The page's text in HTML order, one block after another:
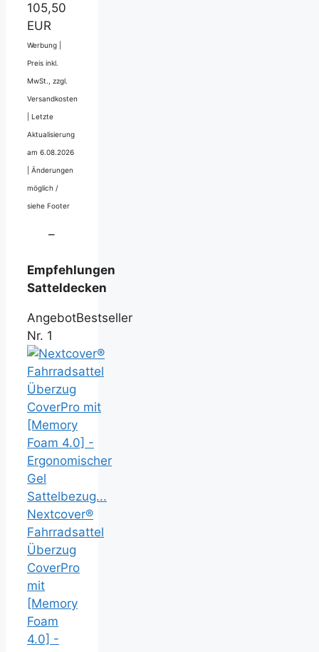
105,50
EUR
Werbung |
Preis inkl.
MwSt., zzgl.
Versandkosten
Letzte
Aktualisierung
am 6.08.2026
Änderungen
möglich /
siehe Footer
–
Empfehlungen
Satteldecken
AngebotBestseller
Nr. 1
Nextcover®
Fahrradsattel
Überzug
CoverPro
mit
[Memory
Foam
4.0] -